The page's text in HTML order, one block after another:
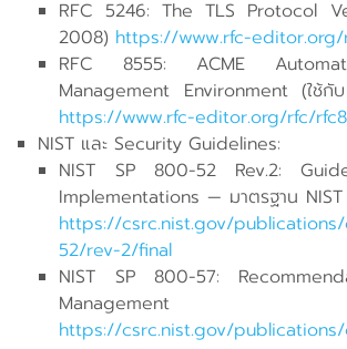
RFC 5246: The TLS Protocol
2008) https://www.rfc-
RFC 8555: ACME
Management Environment (ใช้
https://www.rfc-editor.org/rfc/
NIST และ Security Guidelines:
NIST SP 800-52 Rev.2:
Implementations — มาตรฐาน
https://csrc.nist.gov/
52/rev-2/final
NIST SP 800-57:
Management
https://csrc.nist.gov/